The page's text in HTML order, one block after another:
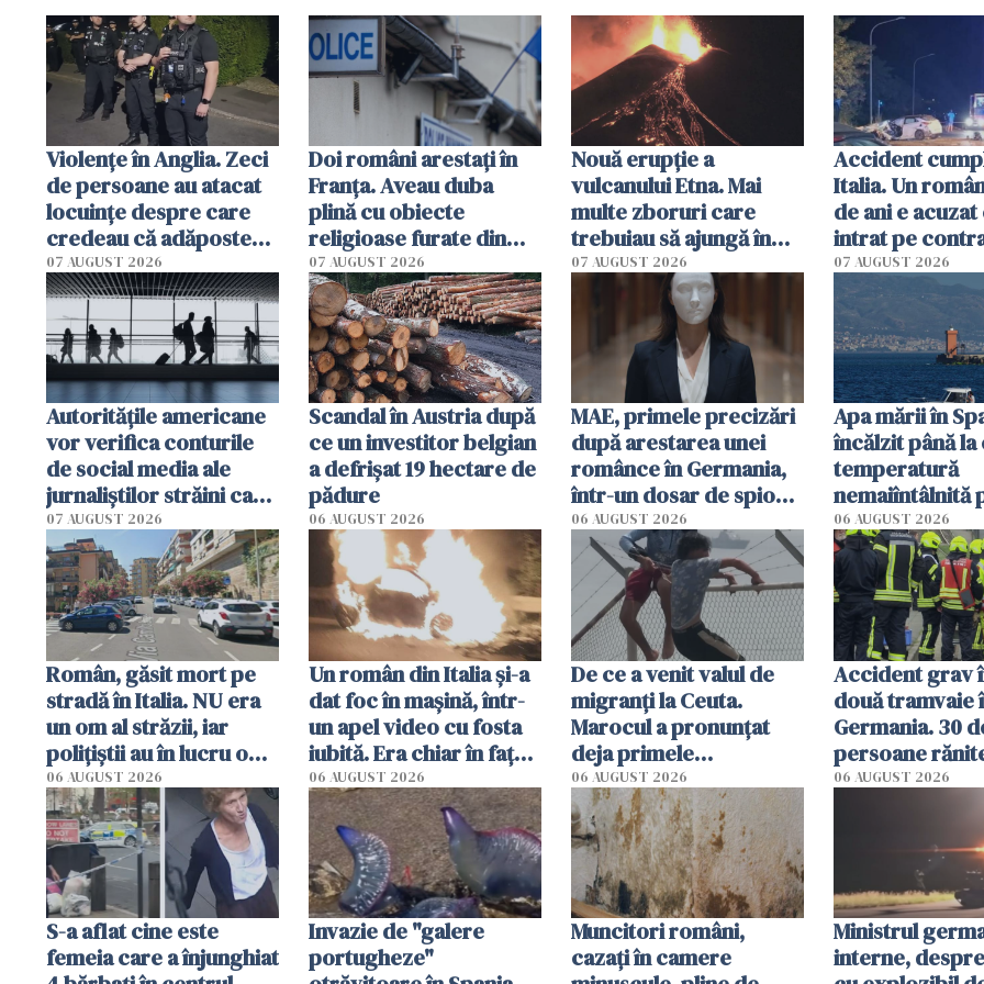
Violenţe în Anglia. Zeci
de persoane au atacat
locuinţe despre care
credeau că adăpostesc
solicitanţi de azil
07 AUGUST 2026
Doi români arestați în
Franța. Aveau duba
plină cu obiecte
religioase furate din
biserici și cimitire
07 AUGUST 2026
Nouă erupție a
vulcanului Etna. Mai
multe zboruri care
trebuiau să ajungă în
Catania au fost deviate
07 AUGUST 2026
Accident
Italia. Un
de ani e acuzat
intrat pe
omorât doi
07 AUGUST 2026
Autorităţile americane
vor verifica conturile
de social media ale
jurnaliştilor străini care
aplică pentru viză
07 AUGUST 2026
Scandal în Austria după
ce un investitor belgian
a defrișat 19 hectare de
pădure
06 AUGUST 2026
MAE, primele precizări
după arestarea unei
românce în Germania,
într-un dosar de spionaj
în favoarea Rusiei
06 AUGUST 2026
Apa mării în
încălzit până la
temperatură
nemaiîntâlnită
acum. Record
în Mediterană
06 AUGUST 2026
Român, găsit mort pe
stradă în Italia. NU era
un om al străzii, iar
polițiștii au în lucru o
singură variantă
06 AUGUST 2026
Un român din Italia și-a
dat foc în mașină, într-
un apel video cu fosta
iubită. Era chiar în fața
locuinței iubitei din
Milano
06 AUGUST 2026
De ce a venit valul de
migranți la Ceuta.
Marocul a pronunțat
deja primele
condamnări
06 AUGUST 2026
Accident grav
două tramvaie
Germania. 30
persoane
sunt în stare
06 AUGUST 2026
S-a aflat cine este
femeia care a înjunghiat
Invazie de "galere
portugheze"
Muncitori români,
cazați în camere
Ministrul
interne,